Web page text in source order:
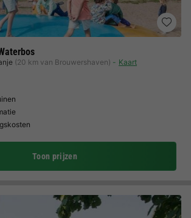
(20 km van Brouwershaven) Kaart
Toon prijzen